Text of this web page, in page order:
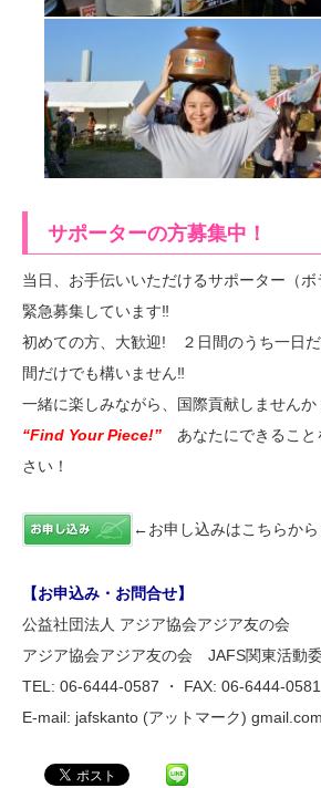
サポーターの方募集中！
当日、お手伝いいただけるサポーター（ボ
緊急募集しています‼
初めての方、大歓迎! ２日間のうち一日
間だけでも構いません‼
一緒に楽しみながら、国際貢献しませんか
“Find Your Piece!” あなたにできること
さい！
←お申し込みはこちらから
【お申込み・お問合せ】
公益社団法人 アジア協会アジア友の会
アジア協会アジア友の会 JAFS関東活動
TEL: 06-6444-0587 ・ FAX: 06-6444-0581
E-mail: jafskanto (アットマーク) gmail.com